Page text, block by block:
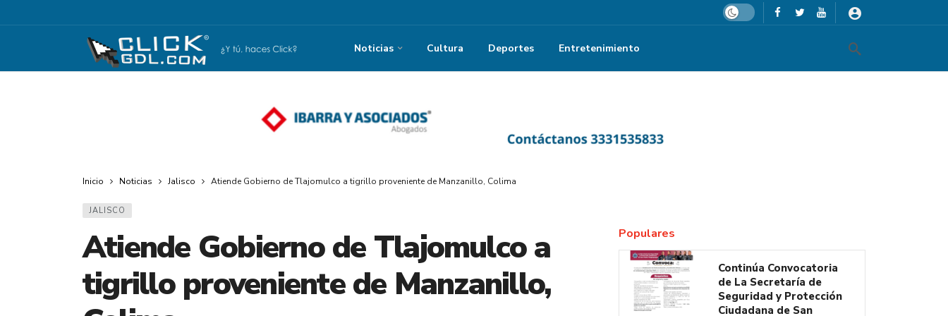
Dark mode
Noticias Cultura Deportes Entretenimiento
Inicio Noticias Jalisco Atiende Gobierno de Tlajomulco a tigrillo proveniente de Manzanillo, Colima
JALISCO
Atiende Gobierno de Tlajomulco a
tigrillo proveniente de Manzanillo,
Populares
Continúa Convocatoria
de La Secretaría de
Seguridad y Protección
Ciudadana de San